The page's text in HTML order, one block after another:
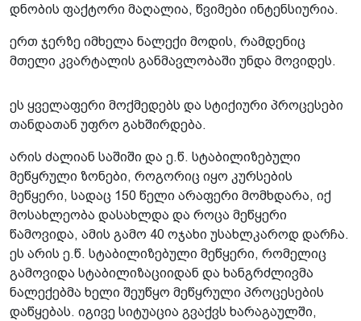
დნობის ფაქტორი მაღალია, წვიმები ინტენსიურია.
ერთ ჯერზე იმხელა ნალექი მოდის, რამდენიც
მთელი კვარტალის განმავლობაში უნდა მოვიდეს.
ეს ყველაფერი მოქმედებს და სტიქიური პროცესები
თანდათან უფრო გახშირდება.
არის ძალიან საშიში და ე.წ. სტაბილიზებული
მეწყრული ზონები, როგორიც იყო კურსების
მეწყერი, სადაც 150 წელი არაფერი მომხდარა, იქ
მოსახლეობა დასახლდა­ და როცა მეწყერი
წამოვიდა, ამის გამო 40 ოჯახი უსახლკაროდ დარჩა.
ეს არის ე.წ. სტაბილიზებული მეწყერი, რომელიც
გამოვიდა სტაბილიზაციიდან და ხანგრძლივმა
ნალექებმა ხელი შეუწყო მეწყრული პროცესების
დაწყებას. იგივე სიტუაცია გვაქვს ხარაგაულში,